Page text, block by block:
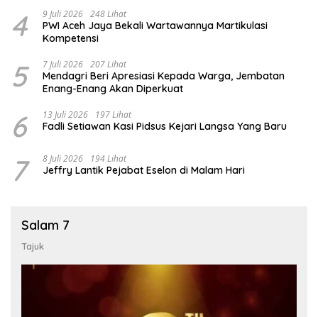
4 9 Juli 2026 248 Lihat
PWI Aceh Jaya Bekali Wartawannya Martikulasi
Kompetensi
5 7 Juli 2026 207 Lihat
Mendagri Beri Apresiasi Kepada Warga, Jembatan
Enang-Enang Akan Diperkuat
6 13 Juli 2026 197 Lihat
Fadli Setiawan Kasi Pidsus Kejari Langsa Yang Baru
7 8 Juli 2026 194 Lihat
Jeffry Lantik Pejabat Eselon di Malam Hari
Salam 7
Tajuk